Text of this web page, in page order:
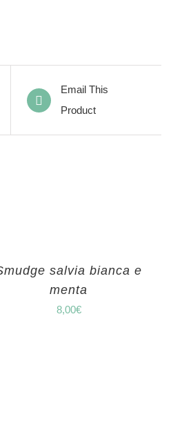
Email This
Product
salvia bianca e
menta
8,00€